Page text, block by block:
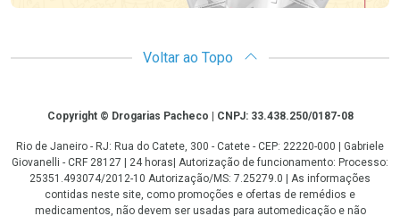
Voltar ao Topo
CopyrightCopyright © Drogarias Pacheco | CNPJ: 33.438.250/0187-08
Rio de Janeiro - RJ: Rua do Catete, 300 - Catete - CEP: 22220-000 | Gabriele
Giovanelli - CRF 28127 | 24 horas| Autorização de funcionamento: Processo:
25351.493074/2012-10 Autorização/MS: 7.25279.0 | As informações
contidas neste site, como promoções e ofertas de remédios e
medicamentos, não devem ser usadas para automedicação e não